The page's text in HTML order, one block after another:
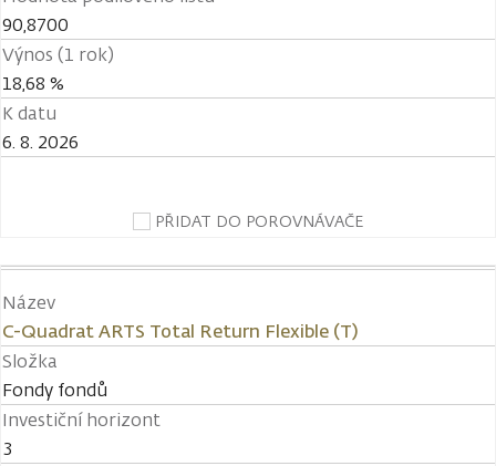
90,8700
Výnos (1 rok)
18,68 %
K datu
6. 8. 2026
PŘIDAT DO POROVNÁVAČE
Název
C-Quadrat ARTS Total Return Flexible (T)
Složka
Fondy fondů
Investiční horizont
3